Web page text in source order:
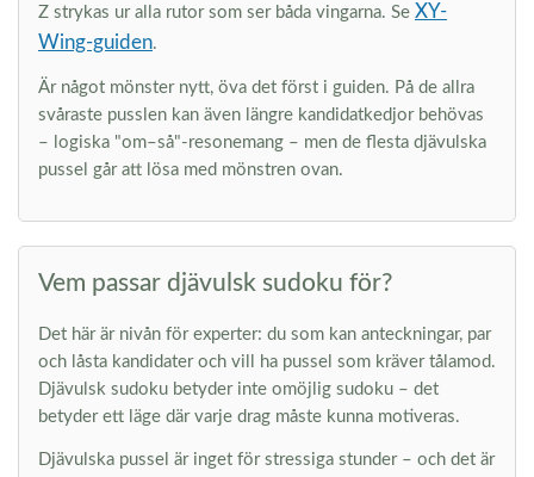
Z strykas ur alla rutor som ser båda vingarna. Se XY-
Wing-guiden.
Är något mönster nytt, öva det först i guiden. På de allra
svåraste pusslen kan även längre kandidatkedjor behövas
– logiska "om–så"-resonemang – men de flesta djävulska
pussel går att lösa med mönstren ovan.
Vem passar djävulsk sudoku för?
Det här är nivån för experter: du som kan anteckningar, par
och låsta kandidater och vill ha pussel som kräver tålamod.
Djävulsk sudoku betyder inte omöjlig sudoku – det
betyder ett läge där varje drag måste kunna motiveras.
Djävulska pussel är inget för stressiga stunder – och det är